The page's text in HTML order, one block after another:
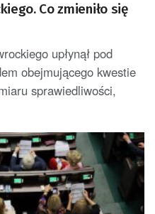
Co zmieniło się
upłynął pod
obejmującego kwestie
sprawiedliwości,